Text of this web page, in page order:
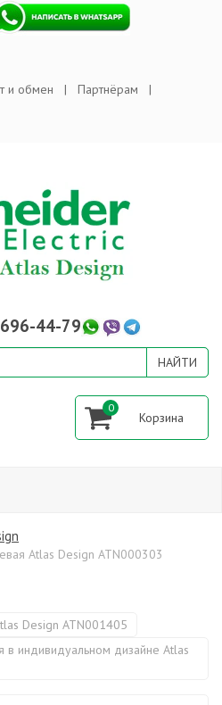
и обмен Партнёрам
44-79
0
Atlas Design ATN000303
Design ATN001405
в индивидуальном дизайне Atlas